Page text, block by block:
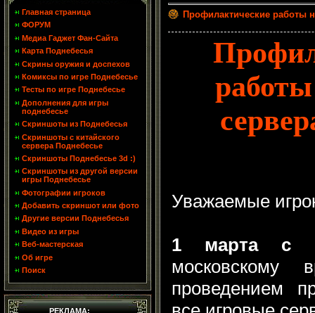
Главная страница
ФОРУМ
Медиа Гаджет Фан-Сайта
Карта Поднебесья
Скрины оружия и доспехов
Комиксы по игре Поднебесье
Тесты по игре Поднебесье
Дополнения для игры
поднебесье
Скриншоты из Поднебесья
Скриншоты с китайского
сервера Поднебесье
Скриншоты Поднебесье 3d :)
Скриншоты из другой версии
игры Поднебесье
Фотографии игроков
Добавить скриншот или фото
Другие версии Поднебесья
Видео из игры
Веб-мастерская
Об игре
Поиск
РЕКЛАМА:
Профилактические работы
Уважаемые
1 марта с
проведением